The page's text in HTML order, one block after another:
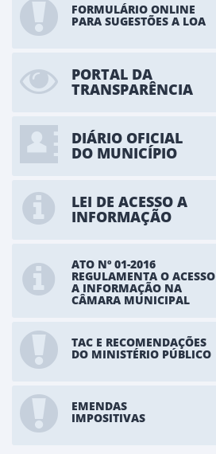
FORMULÁRIO ONLINE
PARA SUGESTÕES A LOA
PORTAL DA
TRANSPARÊNCIA
DIÁRIO OFICIAL
DO MUNICÍPIO
LEI DE ACESSO A
INFORMAÇÃO
ATO Nº 01-2016
REGULAMENTA O ACESSO
A INFORMAÇÃO NA
CÂMARA MUNICIPAL
TAC E RECOMENDAÇÕES
DO MINISTÉRIO PÚBLICO
EMENDAS
IMPOSITIVAS